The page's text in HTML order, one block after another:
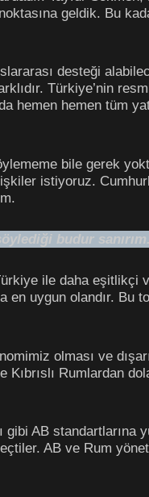
geldik. Bu
desteği
Türkiye’nin
hemen hemen tüm
bile gerek
istiyoruz.
budur sanırım.
ile daha eşitlikçi
en uygun olandır. Bu
olması ve
Rumlardan
gibi AB standartlarına
AB ve Rum